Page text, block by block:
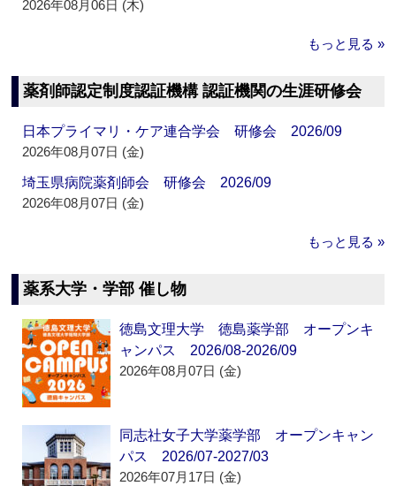
2026年08月06日 (木)
もっと見る »
薬剤師認定制度認証機構 認証機関の生涯研修会
日本プライマリ・ケア連合学会 研修会 2026/09
2026年08月07日 (金)
埼玉県病院薬剤師会 研修会 2026/09
2026年08月07日 (金)
もっと見る »
薬系大学・学部 催し物
徳島文理大学 徳島薬学部 オープンキ
ャンパス 2026/08-2026/09
2026年08月07日 (金)
同志社女子大学薬学部 オープンキャン
パス 2026/07-2027/03
2026年07月17日 (金)